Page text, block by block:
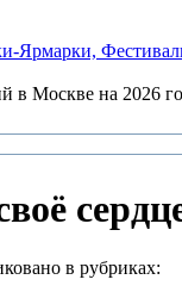
Ярмарки,
в Москве на 2026
в рубриках: